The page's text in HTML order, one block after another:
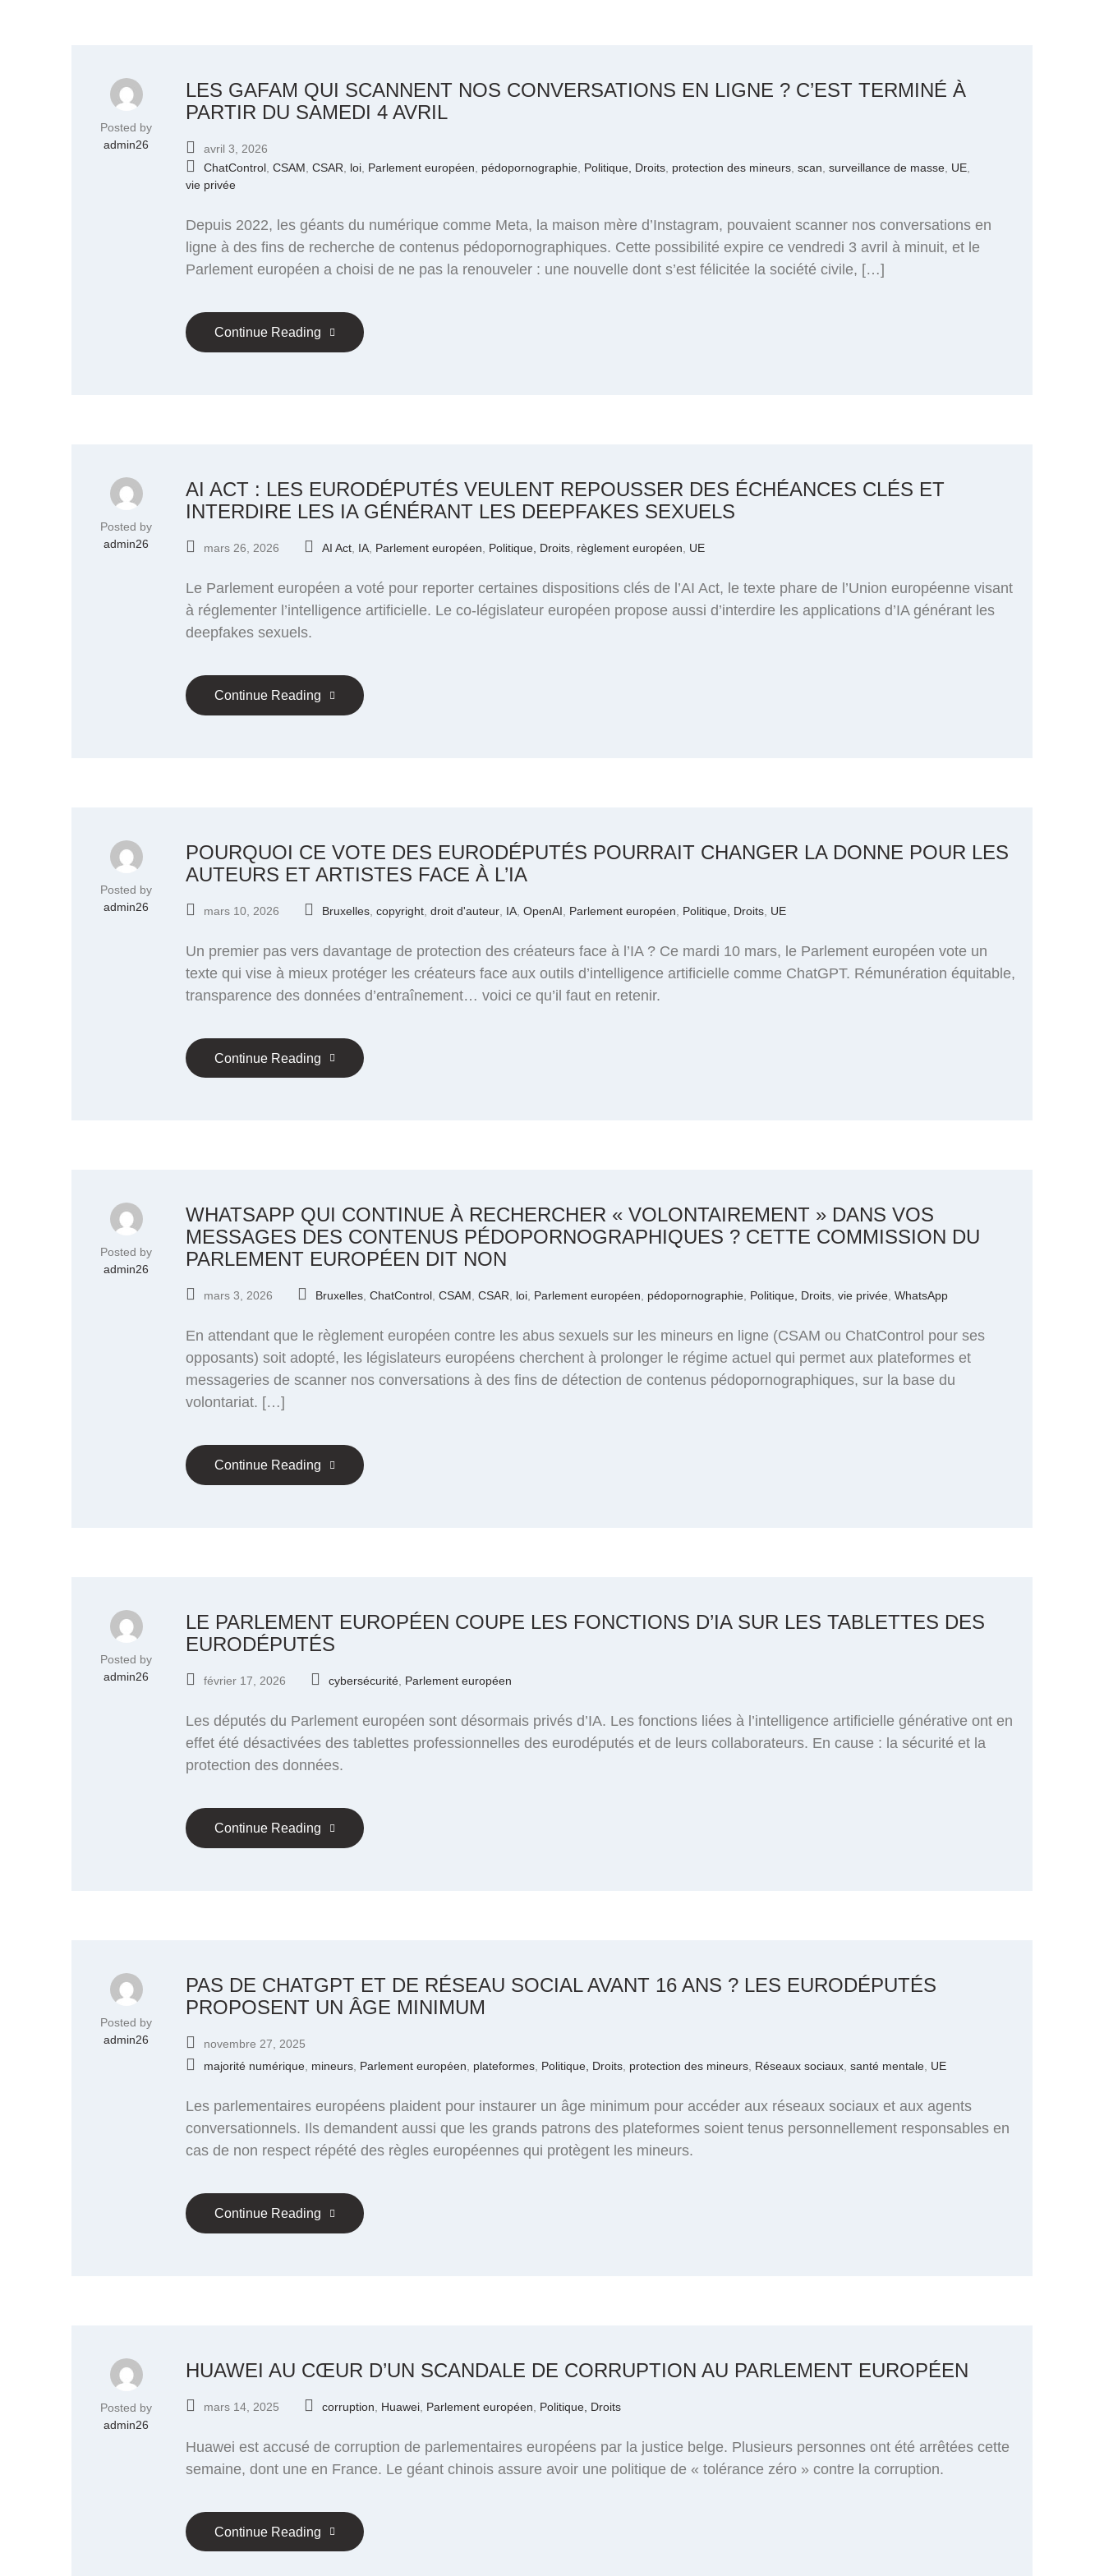
Posted by
admin26
LES GAFAM QUI SCANNENT NOS CONVERSATIONS EN LIGNE ? C’EST TERMINÉ À
PARTIR DU SAMEDI 4 AVRIL
avril 3, 2026
ChatControl CSAM CSAR loi Parlement européen pédopornographie Politique, Droits protection des mineurs scan surveillance de masse UE
vie privée
Depuis 2022, les géants du numérique comme Meta, la maison mère d’Instagram, pouvaient scanner nos conversations en
ligne à des fins de recherche de contenus pédopornographiques. Cette possibilité expire ce vendredi 3 avril à minuit, et le
Parlement européen a choisi de ne pas la renouveler : une nouvelle dont s’est félicitée la société civile, […]
Continue Reading
Posted by
admin26
AI ACT : LES EURODÉPUTÉS VEULENT REPOUSSER DES ÉCHÉANCES CLÉS ET
INTERDIRE LES IA GÉNÉRANT LES DEEPFAKES SEXUELS
mars 26, 2026 AI Act IA Parlement européen Politique, Droits règlement européen UE
Le Parlement européen a voté pour reporter certaines dispositions clés de l’AI Act, le texte phare de l’Union européenne visant
à réglementer l’intelligence artificielle. Le co-législateur européen propose aussi d’interdire les applications d’IA générant les
deepfakes sexuels.
Continue Reading
Posted by
admin26
POURQUOI CE VOTE DES EURODÉPUTÉS POURRAIT CHANGER LA DONNE POUR LES
AUTEURS ET ARTISTES FACE À L’IA
mars 10, 2026 Bruxelles copyright droit d'auteur IA OpenAI Parlement européen Politique, Droits UE
Un premier pas vers davantage de protection des créateurs face à l’IA ? Ce mardi 10 mars, le Parlement européen vote un
texte qui vise à mieux protéger les créateurs face aux outils d’intelligence artificielle comme ChatGPT. Rémunération équitable,
transparence des données d’entraînement… voici ce qu’il faut en retenir.
Continue Reading
Posted by
admin26
WHATSAPP QUI CONTINUE À RECHERCHER « VOLONTAIREMENT » DANS VOS
MESSAGES DES CONTENUS PÉDOPORNOGRAPHIQUES ? CETTE COMMISSION DU
PARLEMENT EUROPÉEN DIT NON
mars 3, 2026 Bruxelles, ChatControl, CSAM, CSAR, loi, Parlement européen, pédopornographie, Politique, Droits, vie privée, WhatsApp
En attendant que le règlement européen contre les abus sexuels sur les mineurs en ligne (CSAM ou ChatControl pour ses
opposants) soit adopté, les législateurs européens cherchent à prolonger le régime actuel qui permet aux plateformes et
messageries de scanner nos conversations à des fins de détection de contenus pédopornographiques, sur la base du
volontariat. […]
Continue Reading
Posted by
admin26
LE PARLEMENT EUROPÉEN COUPE LES FONCTIONS D’IA SUR LES TABLETTES DES
EURODÉPUTÉS
février 17, 2026 cybersécurité Parlement européen
Les députés du Parlement européen sont désormais privés d’IA. Les fonctions liées à l’intelligence artificielle générative ont en
effet été désactivées des tablettes professionnelles des eurodéputés et de leurs collaborateurs. En cause : la sécurité et la
protection des données.
Continue Reading
Posted by
admin26
PAS DE CHATGPT ET DE RÉSEAU SOCIAL AVANT 16 ANS ? LES EURODÉPUTÉS
PROPOSENT UN ÂGE MINIMUM
novembre 27, 2025
majorité numérique mineurs Parlement européen plateformes Politique, Droits protection des mineurs Réseaux sociaux santé mentale UE
Les parlementaires européens plaident pour instaurer un âge minimum pour accéder aux réseaux sociaux et aux agents
conversationnels. Ils demandent aussi que les grands patrons des plateformes soient tenus personnellement responsables en
cas de non respect répété des règles européennes qui protègent les mineurs.
Continue Reading
Posted by
admin26
HUAWEI AU CŒUR D’UN SCANDALE DE CORRUPTION AU PARLEMENT EUROPÉEN
mars 14, 2025 corruption Huawei Parlement européen Politique, Droits
Huawei est accusé de corruption de parlementaires européens par la justice belge. Plusieurs personnes ont été arrêtées cette
semaine, dont une en France. Le géant chinois assure avoir une politique de « tolérance zéro » contre la corruption.
Continue Reading